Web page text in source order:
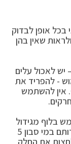
אופן לבדוק
שאין בהן
יש לאכול עלים
- להפריד את
דקות ולשטוף. אין להשתמש
בלוף מגידול
מהודר בלבד. יש להפריד את העלים, להשרותם במי סבון 5
את החלק